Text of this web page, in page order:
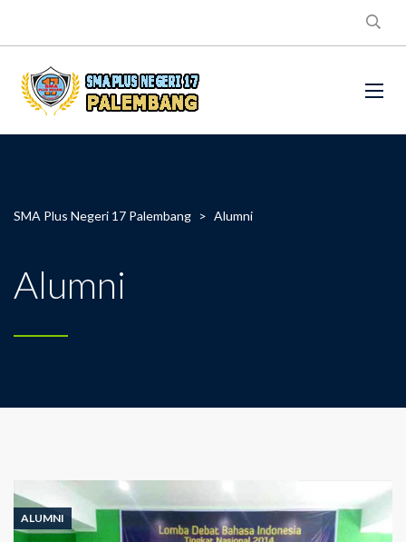
SMA Plus Negeri 17 Palembang > Alumni
Alumni
ALUMNI